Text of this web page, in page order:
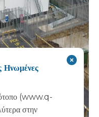
Ηνωμένες
(www.q-
στην